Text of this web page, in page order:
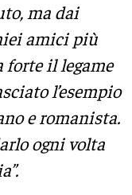
ma dai
amici più
forte il legame
l’esempio
e romanista.
ogni volta